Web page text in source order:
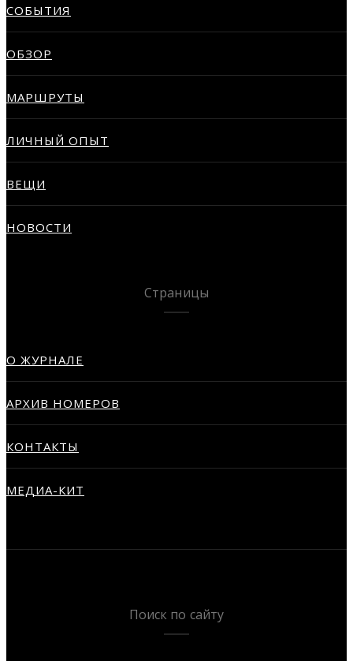
СОБЫТИЯ
ОБЗОР
МАРШРУТЫ
ЛИЧНЫЙ ОПЫТ
ВЕЩИ
НОВОСТИ
Страницы
О ЖУРНАЛЕ
АРХИВ НОМЕРОВ
КОНТАКТЫ
МЕДИА-КИТ
Поиск по сайту